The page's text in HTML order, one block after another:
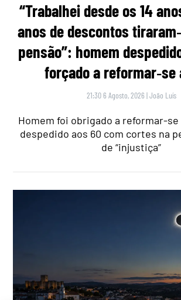
“Trabalhei desde os 14
anos de descontos
pensão”: homem
forçado a reformar‑se
21:30 6 Agosto, 2026 |João Luís
Homem foi obrigado a reformar-
despedido aos 60 com cortes na
de “injustiça”